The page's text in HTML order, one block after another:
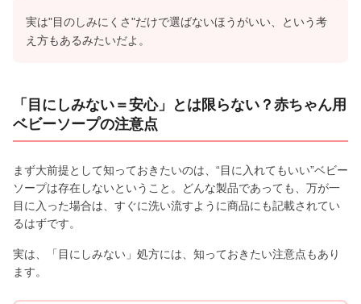
実は"目のしみにくさ"だけで選ばないほうがいい、という考
え方もあるみたいだよ。
「目にしみない＝安心」とは限らない？赤ちゃん用
ベビーソープの注意点
まず大前提として知っておきたいのは、“目に入れてもいい”ベビー
ソープは存在しないということ。どんな製品であっても、万が一
目に入った場合は、すぐに洗い流すように商品にも記載されてい
るはずです。
実は、「目にしみない」処方には、知っておきたい注意点もあり
ます。